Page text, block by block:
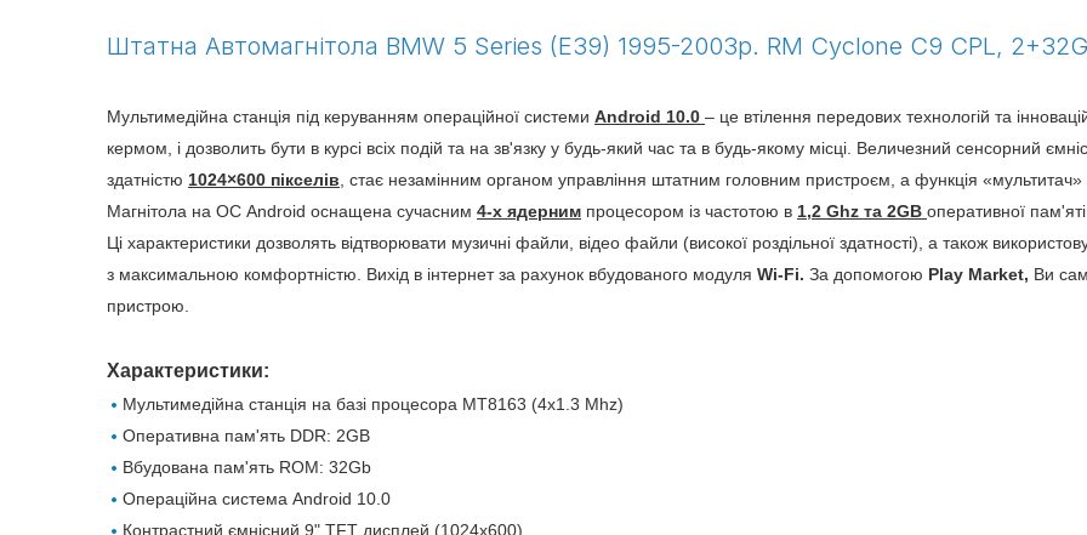
Штатна Автомагнітола BMW 5 Series (E39) 1995-2003р. RM Cyclone C9 CPL,
Мультимедійна станція під керуванням операційної системи Android 10.0 – це втілення передових технологій та
кермом, і дозволить бути в курсі всіх подій та на зв'язку у будь-який час та в будь-якому місці. Величезний сенсорний
здатністю 1024×600 пікселів , стає незамінним органом управління штатним головним пристроєм, а функція
Магнітола на ОС Android оснащена сучасним 4-х ядерним процесором із частотою в 1,2 Ghz та 2GB оперативної
Ці характеристики дозволять відтворювати музичні файли, відео файли (високої роздільної здатності), а також
з максимальною комфортністю. Вихід в інтернет за рахунок вбудованого модуля Wi-Fi. За допомогою Play Market, Ви
пристрою.
Характеристики:
Мультимедійна станція на базі процесора MT8163 (4x1.3 Mhz)
Оперативна пам'ять DDR: 2GB
Вбудована пам'ять ROM: 32Gb
Операційна система Android 10.0
Контрастний ємнісний 9" TFT дисплей (1024х600)